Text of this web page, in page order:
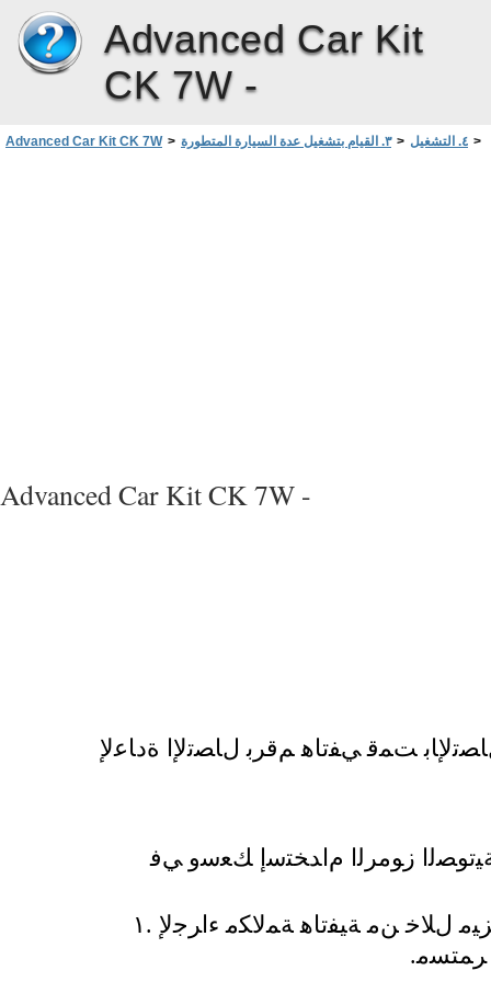
Advanced Car Kit
CK 7W -
Advanced Car Kit CK 7W > ٣. القيام بتشغيل عدة السيارة المتطورة > ٤. التشغيل >
Advanced Car Kit CK 7W -
ﺖﻤﻗ ﻲﻔﺗﺎﻫ ﻢﻗﺮﺑ ﻝﺎﺼﺗﻹﺍ ﺓﺩﺎﻋﻹ
ﺯﻮﻣﺮﻟﺍ ﻡﺍﺪﺨﺘﺳﺇ ﻚﻌﺳﻭ ﻲﻓ
ﻝﻼﺧ ﻦﻣ ﺔﻴﻔﺗﺎﻫ ﺔﻤﻟﺎﻜﻣ ءﺍﺮﺟﻹ .١
ﺮﻤﺘﺴﻣ